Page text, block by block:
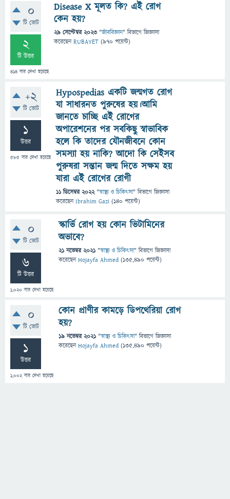
0
টি ভোট
2
টি উত্তর
414 বার দেখা হয়েছে
Disease X মূলত কি? এই রোগ
কেন হয়?
29 সেপ্টেম্বর 2023 "জীববিজ্ঞান" বিভাগে জিজ্ঞাসা
করেছেনRUBAYET (970 পয়েন্ট)
+2
টি ভোট
1
উত্তর
585 বার দেখা হয়েছে
Hypospedias একটি জন্মগত রোগ
যা সাধারনত পুরুষের হয়।আমি
জানতে চাচ্ছি এই রোগের
অপারেশনের পর সবকিছু স্বাভাবিক
হলে কি তাদের যৌনজীবনে কোন
সমস্যা হয় নাকি? আদো কি সেইসব
পুরুষরা সন্তান জন্ম দিতে সক্ষম হয়
যারা এই রোগের রোগী
11 ডিসেম্বর 2022 "স্বাস্থ্য ও চিকিৎসা" বিভাগে জিজ্ঞাসা
করেছেনIbrahim Gazi (140 পয়েন্ট)
0
টি ভোট
6
টি উত্তর
1,020 বার দেখা হয়েছে
স্কার্ভি রোগ হয় কোন ভিটামিনের
অভাবে?
21 নভেম্বর 2021 "স্বাস্থ্য ও চিকিৎসা" বিভাগে জিজ্ঞাসা
করেছেনHojayfa Ahmed (135,490 পয়েন্ট)
0
টি ভোট
1
উত্তর
1,002বার দেখা হয়েছে
কোন প্রাণীর কামড়ে ডিপথেরিয়া রোগ
হয়?
19 নভেম্বর 2021 "স্বাস্থ্য ও চিকিৎসা" বিভাগে জিজ্ঞাসা
করেছেনHojayfa Ahmed (135,490 পয়েন্ট)